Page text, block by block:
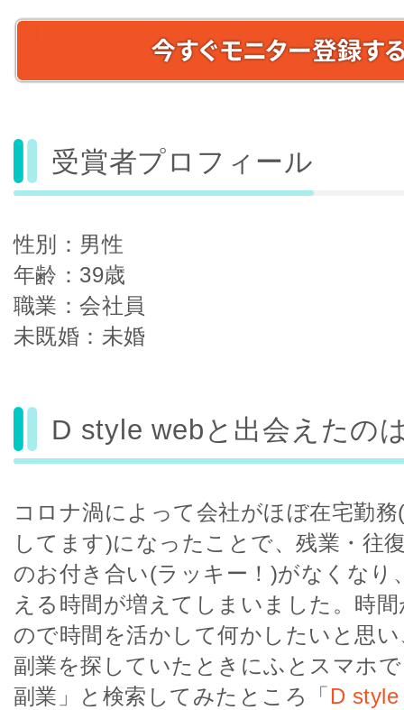
受賞者プロフィール
性別：男性
年齢：39歳
職業：会社員
未既婚：未婚
D style webと出会えたの
コロナ渦によって会社がほぼ在宅勤
してます)になったことで、残業・往
のお付き合い(ラッキー！)がなくなり
える時間が増えてしまいました。時
ので時間を活かして何かしたいと思
副業を探していたときにふとスマホ
副業」と検索してみたところ「 D